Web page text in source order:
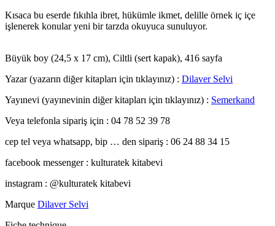
Kısaca bu eserde fıkıhla ibret, hükümle ikmet, delille örnek iç içe
işlenerek konular yeni bir tarzda okuyuca sunuluyor.
Büyük boy (24,5 x 17 cm), Ciltli (sert kapak), 416 sayfa
Yazar (yazarın diğer kitapları için tıklayınız) : Dilaver Selvi
Yayınevi (yayınevinin diğer kitapları için tıklayınız) : Semerkand
Veya telefonla sipariş için : 04 78 52 39 78
cep tel veya whatsapp, bip … den sipariş : 06 24 88 34 15
facebook messenger : kulturatek kitabevi
instagram : @kulturatek kitabevi
Marque Dilaver Selvi